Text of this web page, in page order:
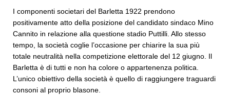
I componenti societari del Barletta 1922 prendono
positivamente atto della posizione del candidato sindaco Mino
Cannito in relazione alla questione stadio Puttilli. Allo stesso
tempo, la società coglie l’occasione per chiarire la sua più
totale neutralità nella competizione elettorale del 12 giugno. Il
Barletta è di tutti e non ha colore o appartenenza politica.
L’unico obiettivo della società è quello di raggiungere traguardi
consoni al proprio blasone.